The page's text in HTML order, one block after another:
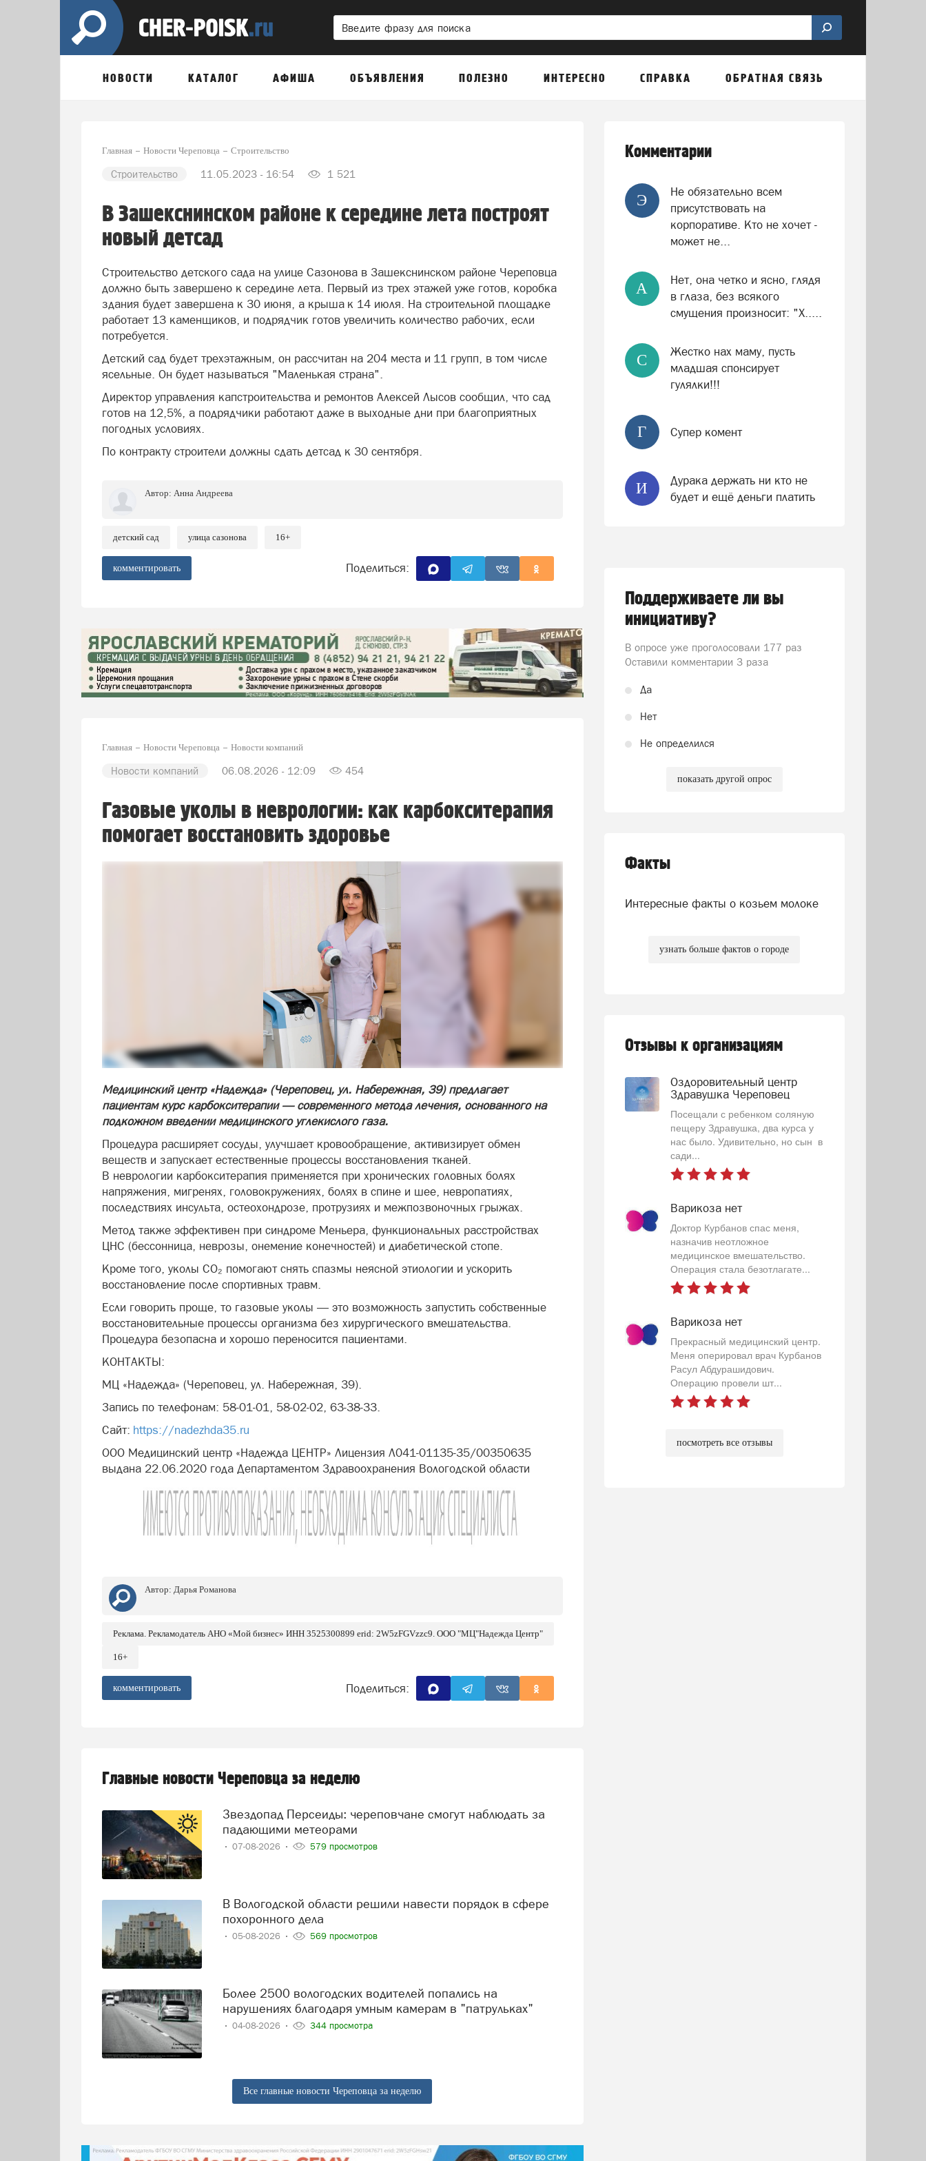
НОВОСТИ КАТАЛОГ АФИША ОБЪЯВЛЕНИЯ ПОЛЕЗНО ИНТЕРЕСНО СПРАВКА ОБРАТНАЯ СВЯЗЬ
Главная Новости Череповца Строительство
Строительство 11.05.2023 - 16:54 1 521
В Зашекснинском районе к середине лета построят
новый детсад
Строительство детского сада на улице Сазонова в Зашекснинском районе Череповца
должно быть завершено к середине лета. Первый из трех этажей уже готов, коробка
здания будет завершена к 30 июня, а крыша к 14 июля. На строительной площадке
работает 13 каменщиков, и подрядчик готов увеличить количество рабочих, если
потребуется.
Детский сад будет трехэтажным, он рассчитан на 204 места и 11 групп, в том числе
ясельные. Он будет называться "Маленькая страна".
Директор управления капстроительства и ремонтов Алексей Лысов сообщил, что сад
готов на 12,5%, а подрядчики работают даже в выходные дни при благоприятных
погодных условиях.
По контракту строители должны сдать детсад к 30 сентября.
Автор: Анна Андреева
детский сад улица сазонова 16+
комментировать Поделиться:
Главная Новости Череповца Новости компаний
Новости компаний 06.08.2026 - 12:09 454
Газовые уколы в неврологии: как карбокситерапия
помогает восстановить здоровье
Медицинский центр «Надежда» (Череповец, ул. Набережная, 39) предлагает
пациентам курс карбокситерапии — современного метода лечения, основанного на
подкожном введении медицинского углекислого газа.
Процедура расширяет сосуды, улучшает кровообращение, активизирует обмен
веществ и запускает естественные процессы восстановления тканей.
В неврологии карбокситерапия применяется при хронических головных болях
напряжения, мигренях, головокружениях, болях в спине и шее, невропатиях,
последствиях инсульта, остеохондрозе, протрузиях и межпозвоночных грыжах.
Метод также эффективен при синдроме Меньера, функциональных расстройствах
ЦНС (бессонница, неврозы, онемение конечностей) и диабетической стопе.
Кроме того, уколы CO₂ помогают снять спазмы неясной этиологии и ускорить
восстановление после спортивных травм.
Если говорить проще, то газовые уколы — это возможность запустить собственные
восстановительные процессы организма без хирургического вмешательства.
Процедура безопасна и хорошо переносится пациентами.
КОНТАКТЫ:
МЦ «Надежда» (Череповец, ул. Набережная, 39).
Запись по телефонам: 58-01-01, 58-02-02, 63-38-33.
Сайт: https://nadezhda35.ru
ООО Медицинский центр «Надежда ЦЕНТР» Лицензия Л041-01135-35/00350635
выдана 22.06.2020 года Департаментом Здравоохранения Вологодской области
Автор: Дарья Романова
Реклама. Рекламодатель АНО «Мой бизнес» ИНН 3525300899 erid: 2W5zFGVzzc9. ООО "МЦ"Надежда Центр"
16+
комментировать Поделиться:
Главные новости Череповца за неделю
Звездопад Персеиды: череповчане смогут наблюдать за
падающими метеорами
07-08-2026 579 просмотров
В Вологодской области решили навести порядок в сфере
похоронного дела
05-08-2026 569 просмотров
Более 2500 вологодских водителей попались на
нарушениях благодаря умным камерам в "патрульках"
04-08-2026 344 просмотра
Все главные новости Череповца за неделю
Комментарии
Э
Не обязательно всем
присутствовать на
корпоративе. Кто не хочет -
может не...
А
Нет, она четко и ясно, глядя
в глаза, без всякого
смущения произносит: "Х.....
С
Жестко нах маму, пусть
младшая спонсирует
гулялки!!!
Г Супер комент
И
Дурака держать ни кто не
будет и ещё деньги платить
Поддерживаете ли вы
инициативу?
В опросе уже проголосовали 177 раз
Оставили комментарии 3 раза
Да
Нет
Не определился
показать другой опрос
Факты
Интересные факты о козьем молоке
узнать больше фактов о городе
Отзывы к организациям
Оздоровительный центр
Здравушка Череповец
Посещали с ребенком соляную
пещеру Здравушка, два курса у
нас было. Удивительно, но сын в
сади...
Варикоза нет
Доктор Курбанов спас меня,
назначив неотложное
медицинское вмешательство.
Операция стала безотлагате...
Варикоза нет
Прекрасный медицинский центр.
Меня оперировал врач Курбанов
Расул Абдурашидович.
Операцию провели шт...
посмотреть все отзывы